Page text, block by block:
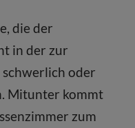
die der
in der zur
oder
Mitunter kommt
zum